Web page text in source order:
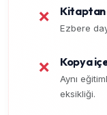
❌ Kitaptan
Ezbere
❌ Kopya
Aynı
eksikliği.